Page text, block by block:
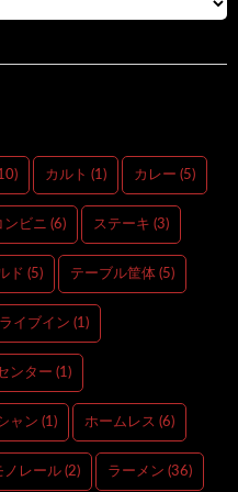
カルト (1) カレー (5)
ンビニ (6) ステーキ (3)
ド (5) テーブル筐体 (5)
ライブイン (1)
ンター (1)
ャン (1) ホームレス (6)
ノレール (2) ラーメン (36)